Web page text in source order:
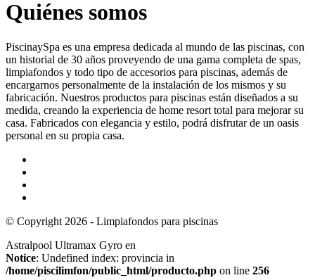
Quiénes somos
PiscinaySpa es una empresa dedicada al mundo de las piscinas, con
un historial de 30 años proveyendo de una gama completa de spas,
limpiafondos y todo tipo de accesorios para piscinas, además de
encargarnos personalmente de la instalación de los mismos y su
fabricación. Nuestros productos para piscinas están diseñados a su
medida, creando la experiencia de home resort total para mejorar su
casa. Fabricados con elegancia y estilo, podrá disfrutar de un oasis
personal en su propia casa.
© Copyright 2026 - Limpiafondos para piscinas
Astralpool Ultramax Gyro en
Notice: Undefined index: provincia in
/home/piscilimfon/public_html/producto.php on line 256